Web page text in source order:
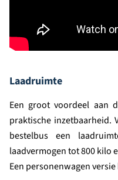
Laadruimte
Een groot voordeel aan
praktische inzetbaarheid.
bestelbus een
laadvermogen tot 800 kilo
Een personenwagen